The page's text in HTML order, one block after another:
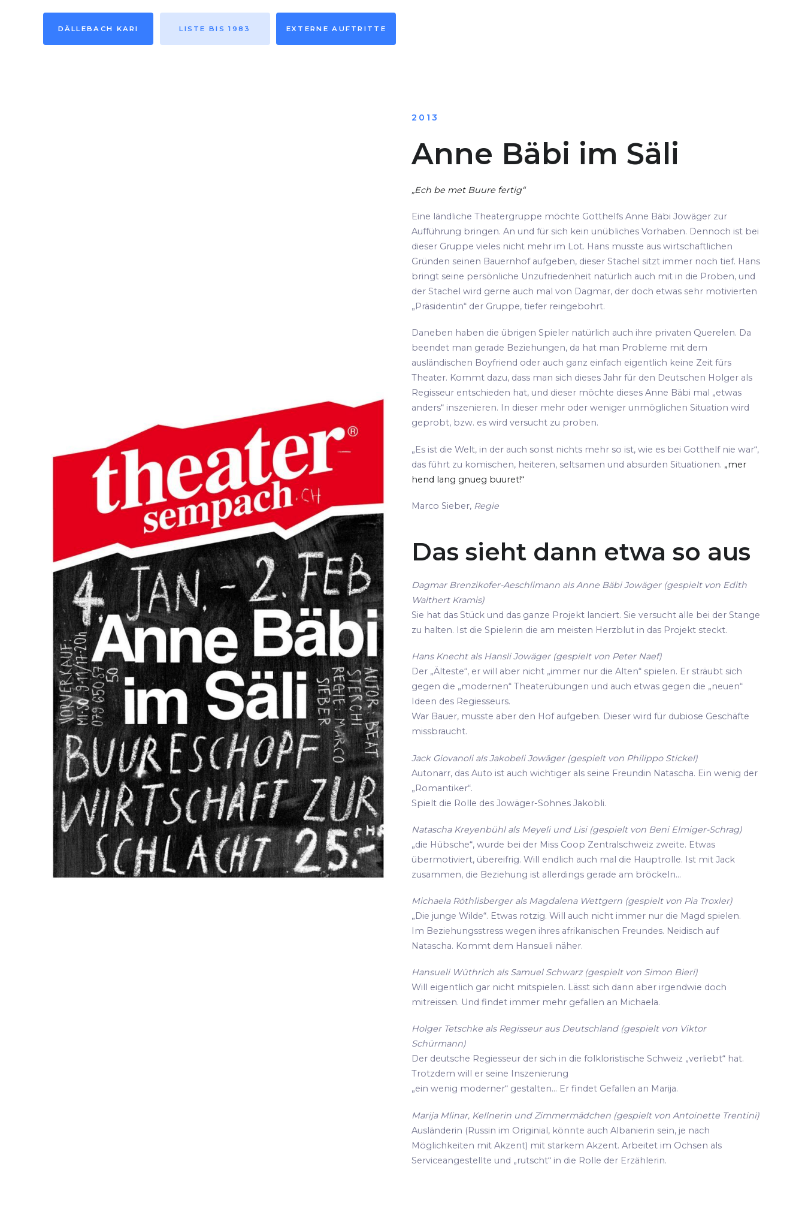
DÄLLEBACH KARI LISTE BIS 1983 EXTERNE AUFTRITTE
2013
Anne Bäbi im Säli
„Ech be met Buure fertig“
Eine ländliche Theatergruppe möchte Gotthelfs Anne Bäbi Jowäger zur
Aufführung bringen. An und für sich kein unübliches Vorhaben. Dennoch ist bei
dieser Gruppe vieles nicht mehr im Lot. Hans musste aus wirtschaftlichen
Gründen seinen Bauernhof aufgeben, dieser Stachel sitzt immer noch tief. Hans
bringt seine persönliche Unzufriedenheit natürlich auch mit in die Proben, und
der Stachel wird gerne auch mal von Dagmar, der doch etwas sehr motivierten
„Präsidentin“ der Gruppe, tiefer reingebohrt.
Daneben haben die übrigen Spieler natürlich auch ihre privaten Querelen. Da
beendet man gerade Beziehungen, da hat man Probleme mit dem
ausländischen Boyfriend oder auch ganz einfach eigentlich keine Zeit fürs
Theater. Kommt dazu, dass man sich dieses Jahr für den Deutschen Holger als
Regisseur entschieden hat, und dieser möchte dieses Anne Bäbi mal „etwas
anders“ inszenieren. In dieser mehr oder weniger unmöglichen Situation wird
geprobt, bzw. es wird versucht zu proben.
„Es ist die Welt, in der auch sonst nichts mehr so ist, wie es bei Gotthelf nie war“,
das führt zu komischen, heiteren, seltsamen und absurden Situationen. „mer
hend lang gnueg buuret!“
Marco Sieber, Regie
Das sieht dann etwa so aus
Dagmar Brenzikofer-Aeschlimann als Anne Bäbi Jowäger (gespielt von Edith
Walthert Kramis)
Sie hat das Stück und das ganze Projekt lanciert. Sie versucht alle bei der Stange
zu halten. Ist die Spielerin die am meisten Herzblut in das Projekt steckt.
Hans Knecht als Hansli Jowäger (gespielt von Peter Naef)
Der „Älteste“, er will aber nicht „immer nur die Alten“ spielen. Er sträubt sich
gegen die „modernen“ Theaterübungen und auch etwas gegen die „neuen“
Ideen des Regiesseurs.
War Bauer, musste aber den Hof aufgeben. Dieser wird für dubiose Geschäfte
missbraucht.
Jack Giovanoli als Jakobeli Jowäger (gespielt von Philippo Stickel)
Autonarr, das Auto ist auch wichtiger als seine Freundin Natascha. Ein wenig der
„Romantiker“.
Spielt die Rolle des Jowäger-Sohnes Jakobli.
Natascha Kreyenbühl als Meyeli und Lisi (gespielt von Beni Elmiger-Schrag)
„die Hübsche“, wurde bei der Miss Coop Zentralschweiz zweite. Etwas
übermotiviert, übereifrig. Will endlich auch mal die Hauptrolle. Ist mit Jack
zusammen, die Beziehung ist allerdings gerade am bröckeln...
Michaela Röthlisberger als Magdalena Wettgern (gespielt von Pia Troxler)
„Die junge Wilde“. Etwas rotzig. Will auch nicht immer nur die Magd spielen.
Im Beziehungsstress wegen ihres afrikanischen Freundes. Neidisch auf
Natascha. Kommt dem Hansueli näher.
Hansueli Wüthrich als Samuel Schwarz (gespielt von Simon Bieri)
Will eigentlich gar nicht mitspielen. Lässt sich dann aber irgendwie doch
mitreissen. Und findet immer mehr gefallen an Michaela.
Holger Tetschke als Regisseur aus Deutschland (gespielt von Viktor
Schürmann)
Der deutsche Regiesseur der sich in die folkloristische Schweiz „verliebt“ hat.
Trotzdem will er seine Inszenierung
„ein wenig moderner“ gestalten... Er findet Gefallen an Marija.
Marija Mlinar, Kellnerin und Zimmermädchen (gespielt von Antoinette Trentini)
Ausländerin (Russin im Originial, könnte auch Albanierin sein, je nach
Möglichkeiten mit Akzent) mit starkem Akzent. Arbeitet im Ochsen als
Serviceangestellte und „rutscht“ in die Rolle der Erzählerin.